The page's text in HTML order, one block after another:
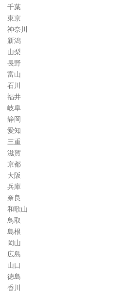
千葉
東京
神奈川
新潟
山梨
長野
富山
石川
福井
岐阜
静岡
愛知
三重
滋賀
京都
大阪
兵庫
奈良
和歌山
鳥取
島根
岡山
広島
山口
徳島
香川